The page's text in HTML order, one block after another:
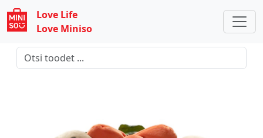
Love Life
Love Miniso